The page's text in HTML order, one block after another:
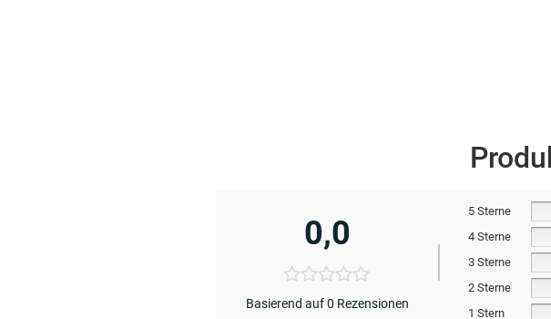
0,0
Basierend auf 0 Rezensionen
5 Sterne
4 Sterne
3 Sterne
2 Sterne
1 Stern